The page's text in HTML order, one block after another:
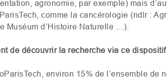
agronomie, par exemple) mais
comme la cancérologie (ndlr :
Muséum d’Histoire Naturelle …).
de découvrir la recherche via ce
environ 15% de l’ensemble